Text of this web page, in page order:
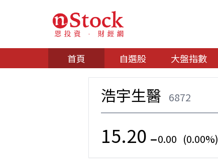
首頁 自選股 大盤指數
浩宇生醫 6872
15.20 0.00 (0.00%)